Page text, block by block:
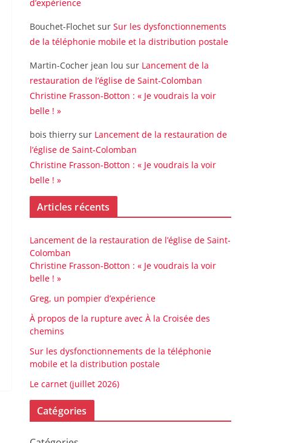
d’expérience
Bouchet-Flochet sur Sur les dysfonctionnements
de la téléphonie mobile et la distribution postale
Martin-Cocher jean lou sur Lancement de la
restauration de l’église de Saint-Colomban
Christine Frasson-Botton : « Je voudrais la voir
belle ! »
bois thierry sur Lancement de la restauration de
l’église de Saint-Colomban
Christine Frasson-Botton : « Je voudrais la voir
belle ! »
Articles récents
Lancement de la restauration de l’église de Saint-
Colomban
Christine Frasson-Botton : « Je voudrais la voir
belle ! »
Greg, un pompier d’expérience
À propos de la rupture avec À la Croisée des
chemins
Sur les dysfonctionnements de la téléphonie
mobile et la distribution postale
Le carnet (juillet 2026)
Catégories